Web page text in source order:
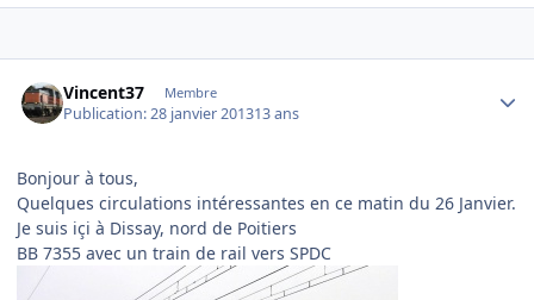
Vincent37 Membre
Publication:28 janvier 201313 ans
Bonjour à tous,
Quelques circulations intéressantes en ce matin du 26 Janvier.
Je suis içi à Dissay, nord de Poitiers
BB 7355 avec un train de rail vers SPDC